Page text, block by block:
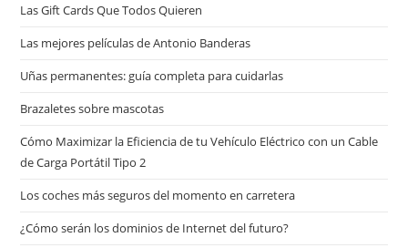
Las Gift Cards Que Todos Quieren
Las mejores películas de Antonio Banderas
Uñas permanentes: guía completa para cuidarlas
Brazaletes sobre mascotas
Cómo Maximizar la Eficiencia de tu Vehículo Eléctrico con un Cable
de Carga Portátil Tipo 2
Los coches más seguros del momento en carretera
¿Cómo serán los dominios de Internet del futuro?